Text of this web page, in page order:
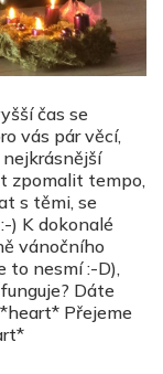
čas se
vás pár věcí,
zpomalit tempo,
s těmi, se
) K dokonalé
vánočního
to nesmí :-D),
Dáte
Přejeme